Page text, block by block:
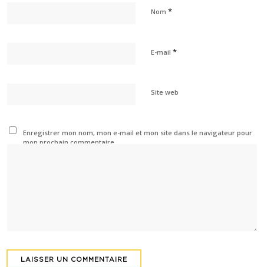
Nom*
E-mail*
Site web
Enregistrer mon nom, mon e-mail et mon site dans le navigateur pour
mon prochain commentaire.